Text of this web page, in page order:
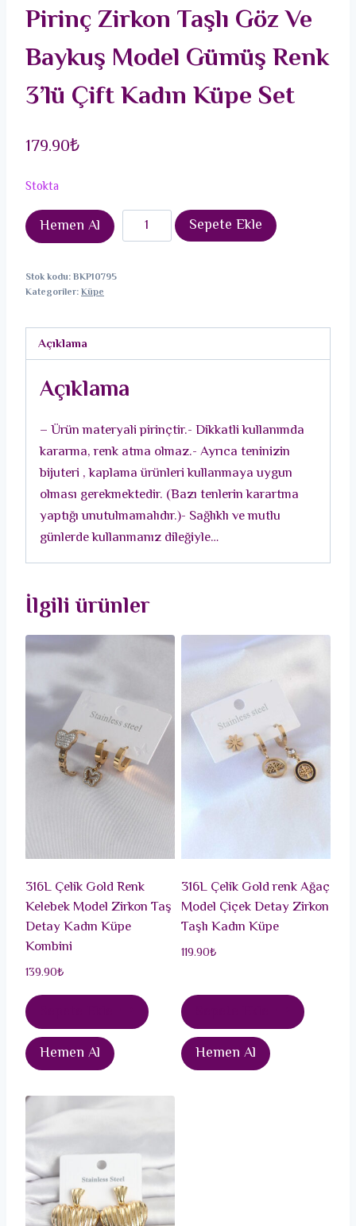
Pirinç Zirkon Taşlı Göz Ve
Baykuş Model Gümüş Renk
3’lü Çift Kadın Küpe Set
179.90₺
Stokta
Hemen Al
Pirinç
Zirkon
Baykuş
Renk
Çift
Kadın
Küpe
Set
adet
Sepete Ekle
Stok kodu:BKP10795
Kategoriler:Küpe
Açıklama
Açıklama
– Ürün materyali pirinçtir.- Dikkatli kullanımda
kararma, renk atma olmaz.- Ayrıca teninizin
bijuteri , kaplama ürünleri kullanmaya uygun
olması gerekmektedir. (Bazı tenlerin karartma
yaptığı unutulmamalıdır.)- Sağlıklı ve mutlu
günlerde kullanmanız dileğiyle…
İlgili ürünler
316L Çelik Gold Renk
Kelebek Model Zirkon Taş
Detay Kadın Küpe
Kombini
139.90₺
Hemen Al
316L Çelik Gold renk Ağaç
Model Çiçek Detay Zirkon
Taşlı Kadın Küpe
119.90₺
Hemen Al